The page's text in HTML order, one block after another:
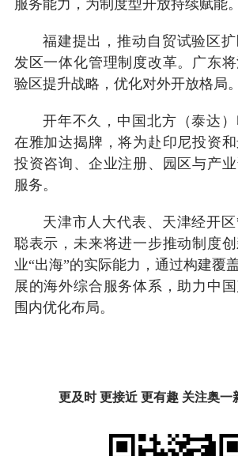
服务能力，为制度型开放持续赋能。
福建提出，推动自贸试验区
发区一体化管理制度改革。广东
验区提升战略，优化对外开放格局。
开年不久，中国北方（泰达
在雅加达揭牌，将为赴印尼投资
投资咨询、企业注册、园区与产
服务。
天津市人大代表、天津经开
聪表示，未来将进一步推动制度
业“出海”的实际能力，通过构建覆
展的海外综合服务体系，助力中
围内优化布局。
更及时 更接近 更有趣 关注奥一